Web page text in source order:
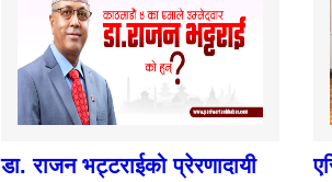
डा. राजन भट्टराईको प्रेरणादायी